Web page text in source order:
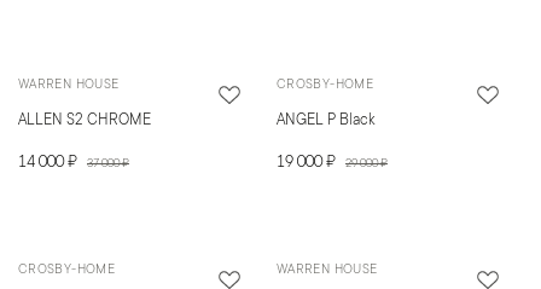
WARREN HOUSE
ALLEN S2 CHROME
14 000 ₽ 37 000 ₽
CROSBY-HOME
ANGEL P Black
19 000 ₽ 29 000 ₽
CROSBY-HOME WARREN HOUSE